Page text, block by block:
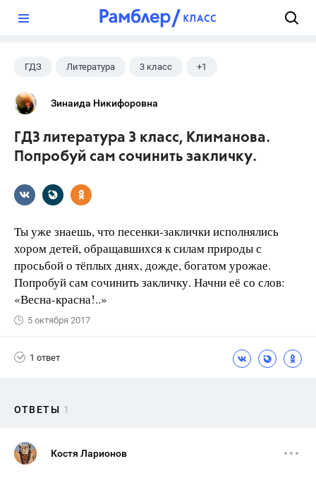
ГДЗ Литература 3 класс +1
Климанова Л.Ф.
Зинаида Никифоровна
ГДЗ литература 3 класс, Климанова.
Попробуй сам сочинить закличку.
Ты уже знаешь, что песенки-заклички исполнялись
хором детей, обращавшихся к силам природы с
просьбой о тёплых днях, дожде, богатом урожае.
Попробуй сам сочинить закличку. Начни её со слов:
«Весна-красна!..»
5 октября 2017
1 ответ
ОТВЕТЫ 1
Костя Ларионов